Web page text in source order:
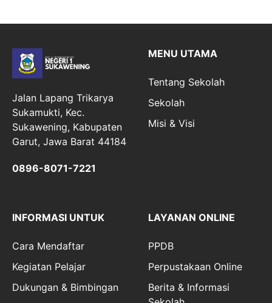
Jalan Lapang Trikarya
Sukamukti, Kec.
Sukawening, Kabupaten
Garut, Jawa Barat 44184
0896-8071-7221
MENU UTAMA
Tentang Sekolah
Sekolah
Misi & Visi
INFORMASI UNTUK
Cara Mendaftar
Kegiatan Pelajar
Dukungan & Bimbingan
LAYANAN ONLINE
PPDB
Perpustakaan Online
Berita & Informasi